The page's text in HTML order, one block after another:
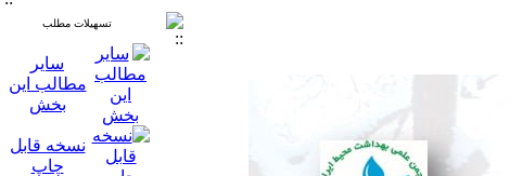
تسهیلات مطلب
سایر
مطالب این
بخش
نسخه قابل
چاپ